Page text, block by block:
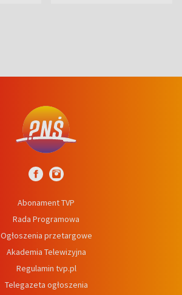
Abonament TVP
Rada Programowa
Ogłoszenia przetargowe
Akademia Telewizyjna
Regulamin tvp.pl
Telegazeta ogłoszenia